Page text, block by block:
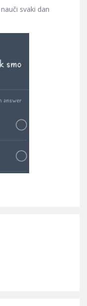
svaki dan